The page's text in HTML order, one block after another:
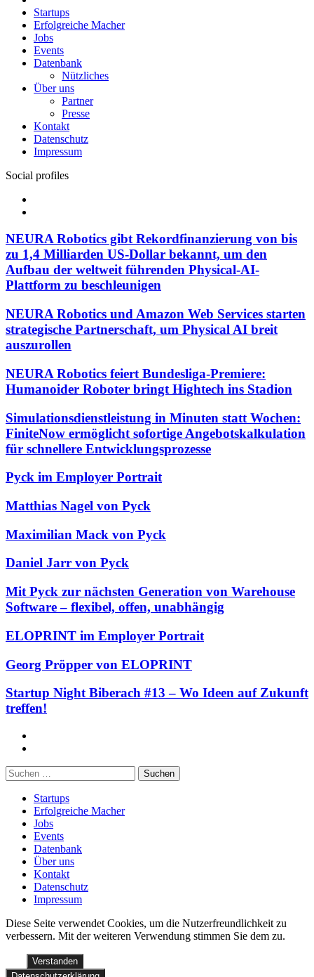
Startups
Erfolgreiche Macher
Jobs
Events
Datenbank
Nützliches
Über uns
Partner
Presse
Kontakt
Datenschutz
Impressum
Social profiles
NEURA Robotics gibt Rekordfinanzierung von bis
zu 1,4 Milliarden US-Dollar bekannt, um den
Aufbau der weltweit führenden Physical-AI-
Plattform zu beschleunigen
NEURA Robotics und Amazon Web Services starten
strategische Partnerschaft, um Physical AI breit
auszurollen
NEURA Robotics feiert Bundesliga-Premiere:
Humanoider Roboter bringt Hightech ins Stadion
Simulationsdienstleistung in Minuten statt Wochen:
FiniteNow ermöglicht sofortige Angebotskalkulation
für schnellere Entwicklungsprozesse
Pyck im Employer Portrait
Matthias Nagel von Pyck
Maximilian Mack von Pyck
Daniel Jarr von Pyck
Mit Pyck zur nächsten Generation von Warehouse
Software – flexibel, offen, unabhängig
ELOPRINT im Employer Portrait
Georg Pröpper von ELOPRINT
Startup Night Biberach #13 – Wo Ideen auf Zukunft
treffen!
Suchen
nach:
Startups
Erfolgreiche Macher
Jobs
Events
Datenbank
Über uns
Kontakt
Datenschutz
Impressum
Diese Seite verwendet Cookies, um die Nutzerfreundlichkeit zu
verbessern. Mit der weiteren Verwendung stimmen Sie dem zu.
Verstanden